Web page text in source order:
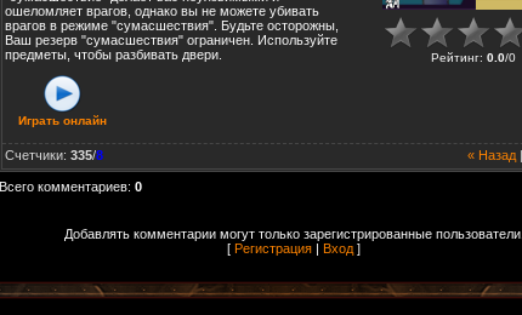
ошеломляет врагов, однако вы не можете убивать
врагов в режиме "сумасшествия". Будьте осторожны,
Ваш резерв "сумасшествия" ограничен. Используйте
предметы, чтобы разбивать двери.
Играть онлайн
Рейтинг: 0.0/0
« Назад
Счетчики: 335/8
Всего комментариев: 0
Добавлять комментарии могут только зарегистрированные пользователи.
[ Регистрация Вход ]